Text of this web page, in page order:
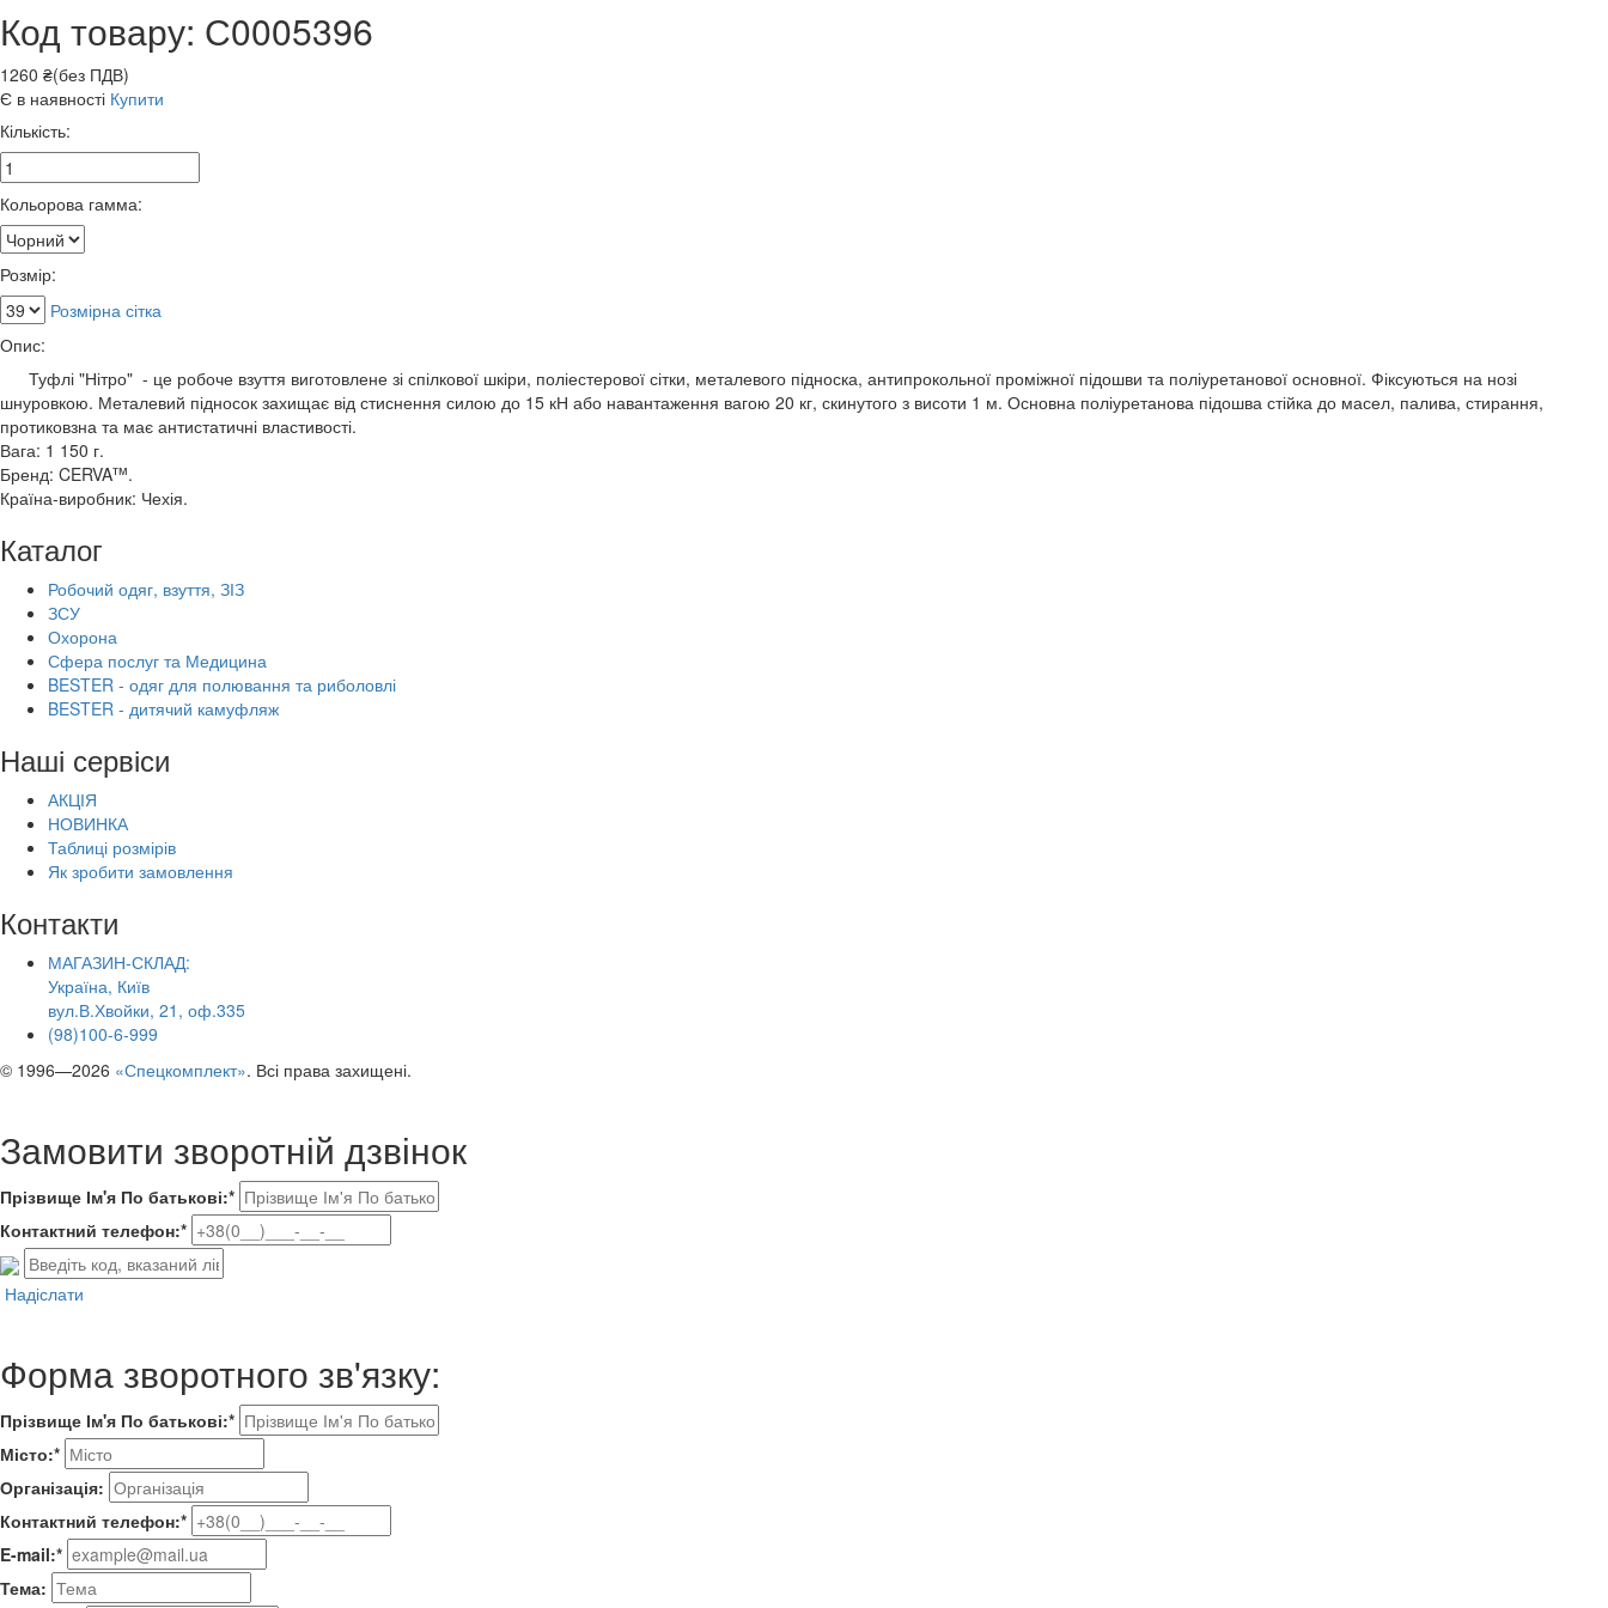
Код товару: С0005396
1260 ₴(без ПДВ)
Є в наявності Купити
Кількість:
Кольорова гамма:
Розмір:
Розмірна сітка
Опис:
Туфлі "Нітро" - це робоче взуття виготовлене зі спілкової шкіри, поліестерової сітки, металевого підноска, антипрокольної проміжної підошви та поліуретанової основної. Фіксуються на нозі
шнуровкою. Металевий підносок захищає від стиснення силою до 15 кН або навантаження вагою 20 кг, скинутого з висоти 1 м. Основна поліуретанова підошва стійка до масел, палива, стирання,
протиковзна та має антистатичні властивості.
Вага: 1 150 г.
Бренд: CERVAтм.
Країна-виробник: Чехія.
Каталог
Робочий одяг, взуття, ЗІЗ
ЗСУ
Охорона
Сфера послуг та Медицина
BESTER - одяг для полювання та риболовлі
BESTER - дитячий камуфляж
Наші сервіси
АКЦІЯ
НОВИНКА
Таблиці розмірів
Як зробити замовлення
Контакти
МАГАЗИН-СКЛАД:
Україна, Київ
вул.В.Хвойки, 21, оф.335
(98)100-6-999
© 1996—2026 «Спецкомплект». Всі права захищені.
Замовити зворотній дзвінок
Прізвище Ім'я По батькові:*
Контактний телефон:*
Надіслати
Форма зворотного зв'язку:
Прізвище Ім'я По батькові:*
Місто:*
Організація:
Контактний телефон:*
E-mail:*
Тема: